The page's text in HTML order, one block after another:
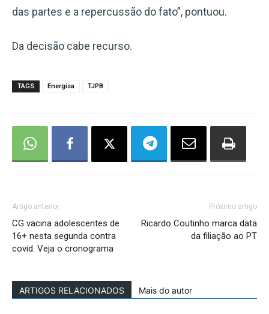
das partes e a repercussão do fato”, pontuou.
Da decisão cabe recurso.
TAGS Energisa TJPB
Artigo anterior
CG vacina adolescentes de
16+ nesta segunda contra
covid. Veja o cronograma
Próximo artigo
Ricardo Coutinho marca data
da filiação ao PT
ARTIGOS RELACIONADOS Mais do autor